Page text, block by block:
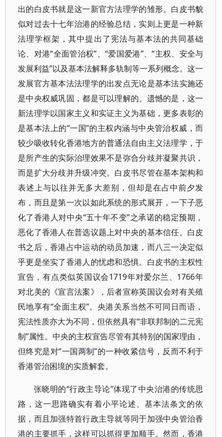
出的白皮书就是这一新官方法理学的雏形。白皮书貌
似对过去十七年治港的经验总结，实则上更是一种新
法理学框架，其中提出了宪法与基本法的共同基础
论、对港“全面管治权”、“爱国爱港”、“主权、安全与
发展利益”以及基本法解释多轨制等一系列概念。这一
发展官方基本法法理学的出发点无论是基本法实施还
是中央权威巩固，都是可以理解的。遗憾的是，这一
新法理学以国家主义和实证主义为基础，更多表彰的
是基本法上的“一国”的主权内涵与中央管治权威，而
较少吸收转化香港地方的普通法自由主义法理学，于
是所产生的实际治理效果不是弥合分歧并凝聚共识，
而是扩大分歧并升级冲突。白皮书尽管在基本架构和
表述上与以往并无多大差别，但却是在占中前夕发
布，而且是第一次以如此系统的形式展开，一下子恶
化了香港人对中央“五十年不变”之承诺的稳定预期，
恶化了香港人在普选议题上对中央的基本信任。白皮
书之后，香港占中运动的动员加速，而八三一决定似
乎更是坐实了香港人的忧虑和恐惧。白皮书的主权性
宣告，有点类似英国议会1719年对爱尔兰、1766年
对北美的《宣言法案》，后者宣称英国议会对有关殖
民地享有“全面主权”。央港关系当然不可同日而语，
宪法性质亦大为不同，但依然具有“非联邦制的二元宪
制”属性。中央的主权宣告尽管有其特别的国家理由，
但终究是对“一国两制”的一种收紧信号，反而不利于
香港管治困境的实质解套。
张晓明的“行政主导论”体现了中央治港的传统思
路，这一思路确实有着小平论述、基本法条文的依
据，而且加强特首行政主导就等同于加强中央管治香
港的主要抓手，这样可以抓得更加顺手。然而，香港